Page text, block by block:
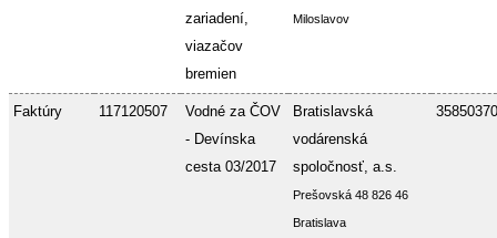
zariadení,
viazačov
bremien
Miloslavov
Faktúry 117120507
Vodné za ČOV
- Devínska
cesta 03/2017
Bratislavská
vodárenská
spoločnosť, a.s.
Prešovská 48 826 46
Bratislava
35850370